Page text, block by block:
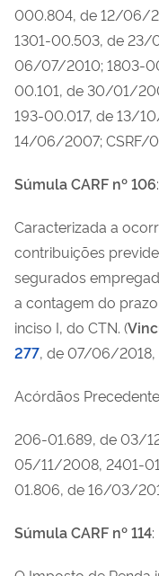
000.804, de 12/06/
1301-00.503, de 23/
06/07/2010; 1803-
00.101, de 30/01/
193-00.017, de 13/
14/06/2007; CSRF/
Súmula CARF nº 106:
Caracterizada a
contribuições
segurados
a contagem do
inciso I, do CTN. (
277, de 07/06/
Acórdãos
206-01.689, de 03/
05/11/2008, 2401-
01.806, de 16/03/
Súmula CARF nº 114: